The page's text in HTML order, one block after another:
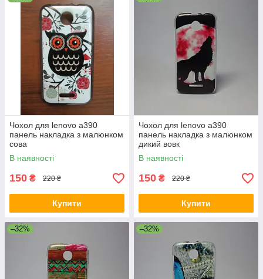
Чохол для lenovo a390
панель накладка з малюнком
сова
В наявності
150 ₴ 220 ₴
Купити
Чохол для lenovo a390
панель накладка з малюнком
дикий вовк
В наявності
150 ₴ 220 ₴
Купити
–32% –32%